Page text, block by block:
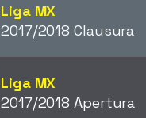
Liga MX
2017/2018 Clausura
Liga MX
2017/2018 Apertura